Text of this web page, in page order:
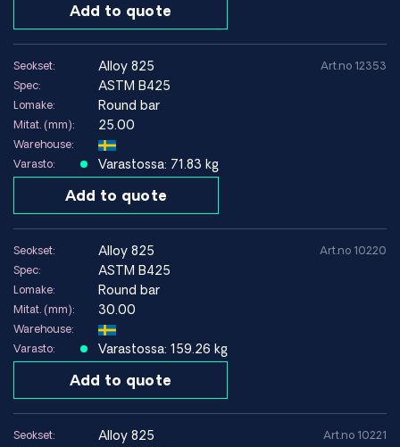
Add to quote
Seokset: alloy 825
Spec: ASTM B425
Lomake: Round bar
Mitat. (mm): 25.00
Warehouse:
Varasto:
Varastossa: 71.83 kg
Add to quote
Art.no 12353
Seokset: alloy 825
Spec: ASTM B425
Lomake: Round bar
Mitat. (mm): 30.00
Warehouse:
Varasto:
Varastossa: 159.26 kg
Add to quote
Art.no 10220
Seokset: alloy 825 Art.no 10221